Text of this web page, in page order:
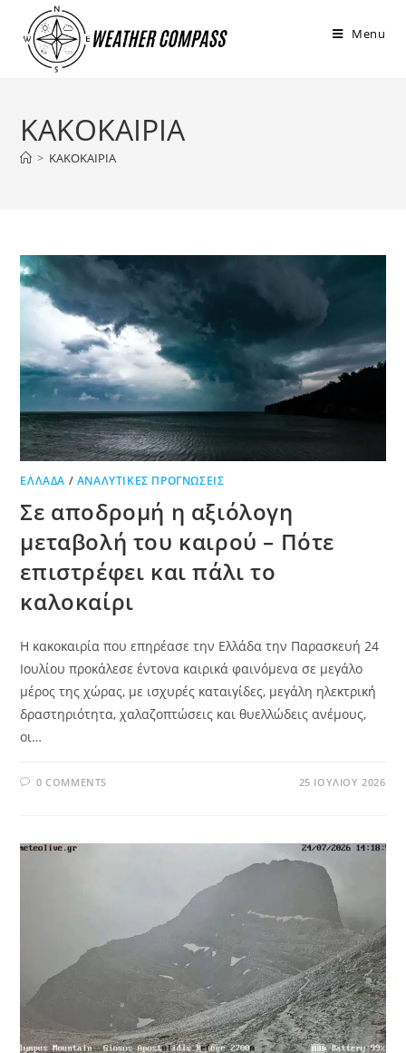
περιεχόμενο
Menu
ΚΑΚΟΚΑΙΡΙΑ
> ΚΑΚΟΚΑΙΡΙΑ
ΕΛΛΆΔΑ / ΑΝΑΛΥΤΙΚΈΣ ΠΡΟΓΝΏΣΕΙΣ
Σε αποδρομή η αξιόλογη
μεταβολή του καιρού – Πότε
επιστρέφει και πάλι το
καλοκαίρι
Η κακοκαιρία που επηρέασε την Ελλάδα την Παρασκευή 24
Ιουλίου προκάλεσε έντονα καιρικά φαινόμενα σε μεγάλο
μέρος της χώρας, με ισχυρές καταιγίδες, μεγάλη ηλεκτρική
δραστηριότητα, χαλαζοπτώσεις και θυελλώδεις ανέμους,
οι…
0 COMMENTS 25 ΙΟΥΛΊΟΥ 2026